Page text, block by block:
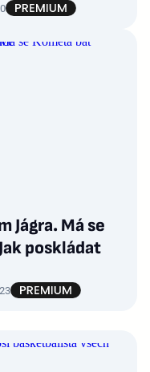
Jágra. Má se
poskládat